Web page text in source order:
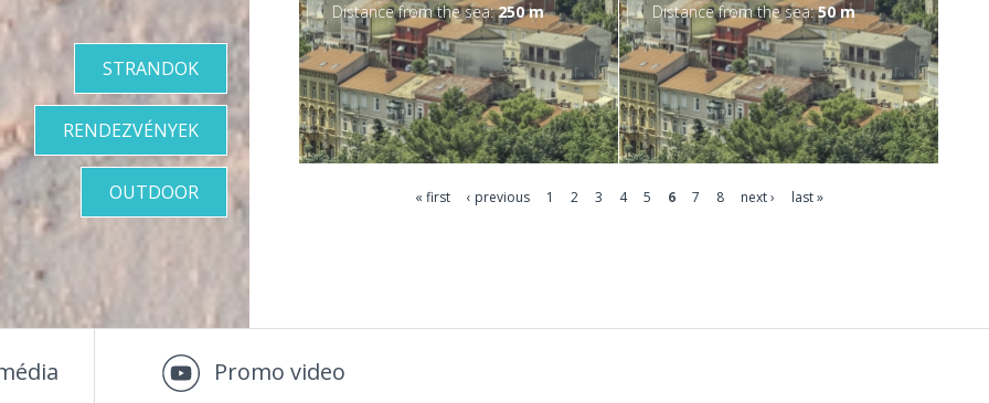
Distance from the sea:250 m
MORE INFORMATION
Distance from the sea:50 m
« first ‹ previous 1 2 3 4 5 6 7 8 next › last »
STRANDOK
RENDEZVÉNYEK
OUTDOOR
Promo video